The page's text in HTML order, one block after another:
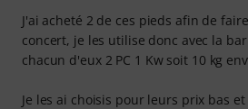
J'ai acheté 2 de ces pieds afin de
concert, je les utilise donc avec la
chacun d'eux 2 PC 1 Kw soit 10 kg
Je les ai choisis pour leurs prix bas